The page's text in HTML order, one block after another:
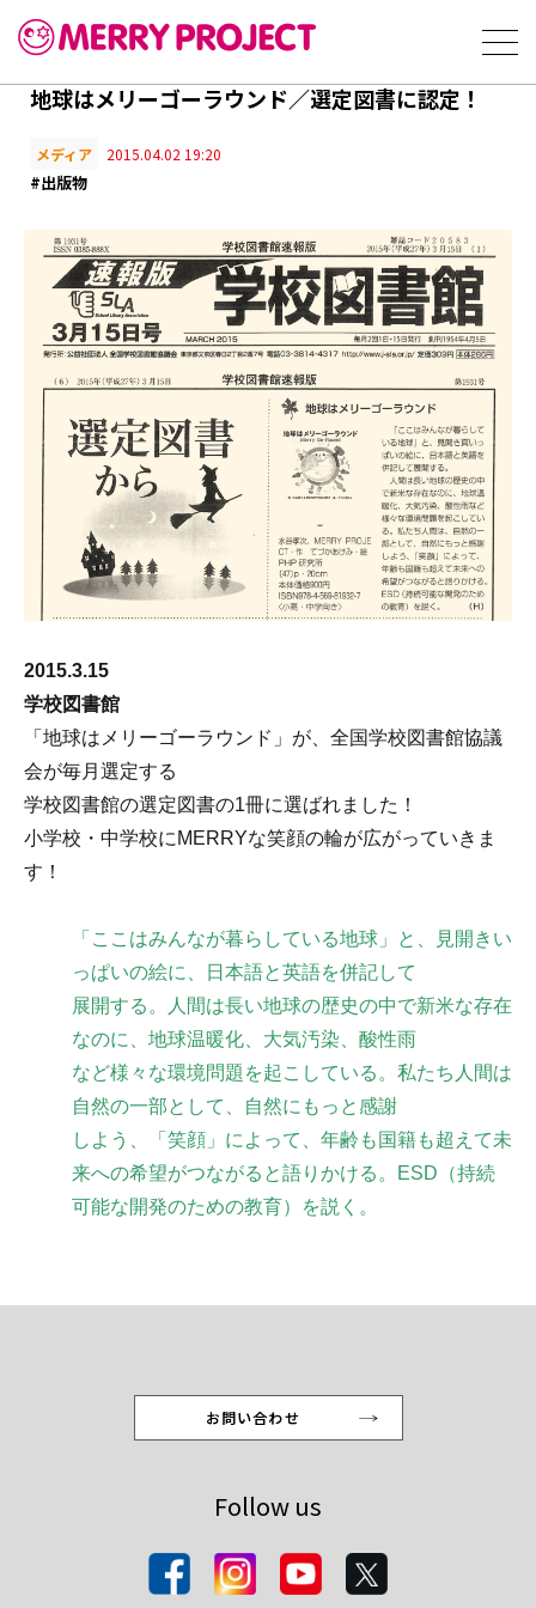
地球はメリーゴーラウンド／選定図書に認定！
メディア 2015.04.02 19:20
#出版物
2015.3.15
学校図書館
「地球はメリーゴーラウンド」が、 全国学校図書館協議
会が毎月選定する
学校図書館の選定図書の1冊に選ばれました！
小学校・中学校にMERRYな笑顔の輪が広がっていきま
す！
「ここはみんなが暮らしている地球」と、見開きい
っぱいの絵に、日本語と英語を併記して
展開する。人間は長い地球の歴史の中で新米な存在
なのに、地球温暖化、大気汚染、酸性雨
など様々な環境問題を起こしている。私たち人間は
自然の一部として、自然にもっと感謝
しよう、「笑顔」によって、年齢も国籍も超えて未
来への希望がつながると語りかける。ESD（持続
可能な開発のための教育）を説く。
お問い合わせ
Follow us